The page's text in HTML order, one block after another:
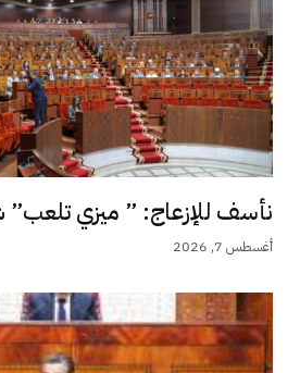
نأسف للإزعاج: ” ميزي تلعب”
أغسطس 7, 2026